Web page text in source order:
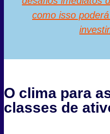
como isso
O clima para
classes de